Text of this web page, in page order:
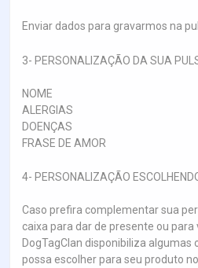
Enviar dados para gravarmos na
3- PERSONALIZAÇÃO DA SUA
NOME
ALERGIAS
DOENÇAS
FRASE DE AMOR
4- PERSONALIZAÇÃO
Caso prefira complementar sua
caixa para dar de presente ou para
DogTagClan disponibiliza algumas
possa escolher para seu produto